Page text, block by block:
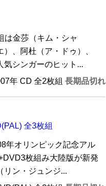
は金莎（キム・シャ
、阿杜（ア・ドゥ）、
気シンガーのヒット...
年 CD 全2枚組 長期品切れ
全3枚組
年オリンピック記念アル
枚組み大陸版が新発
リン・ジュンジ...